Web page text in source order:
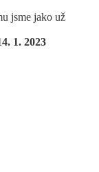
jsme jako už
1. 2023